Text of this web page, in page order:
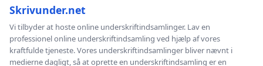
Skrivunder.net
Vi tilbyder at hoste online underskriftindsamlinger. Lav en
professionel online underskriftindsamling ved hjælp af vores
kraftfulde tjeneste. Vores underskriftindsamlinger bliver nævnt i
medierne dagligt, så at oprette en underskriftindsamling er en